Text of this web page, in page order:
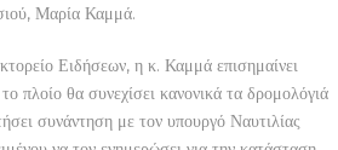
Μαρία Καμμά.
Ειδήσεων, η κ. Καμμά επισημαίνει
πλοίο θα συνεχίσει κανονικά τα δρομολόγιά
συνάντηση με τον υπουργό Ναυτιλίας